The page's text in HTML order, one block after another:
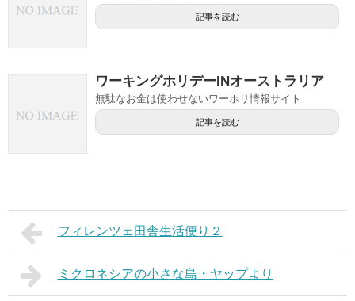
記事を読む
ワーキングホリデーINオーストラリア
無駄なお金は使わせないワーホリ情報サイト
記事を読む
フィレンツェ田舎生活便り２
ミクロネシアの小さな島・ヤップより